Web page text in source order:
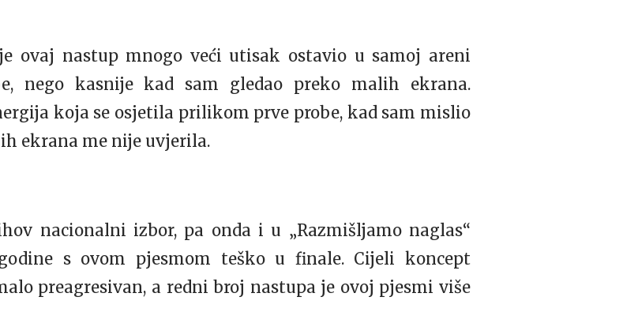
ovaj nastup mnogo veći utisak ostavio u samoj areni
nego kasnije kad sam gledao preko malih ekrana.
koja se osjetila prilikom prve probe, kad sam mislio
ekrana me nije uvjerila.
nacionalni izbor, pa onda i u „Razmišljamo naglas“
s ovom pjesmom teško u finale. Cijeli koncept
preagresivan, a redni broj nastupa je ovoj pjesmi više